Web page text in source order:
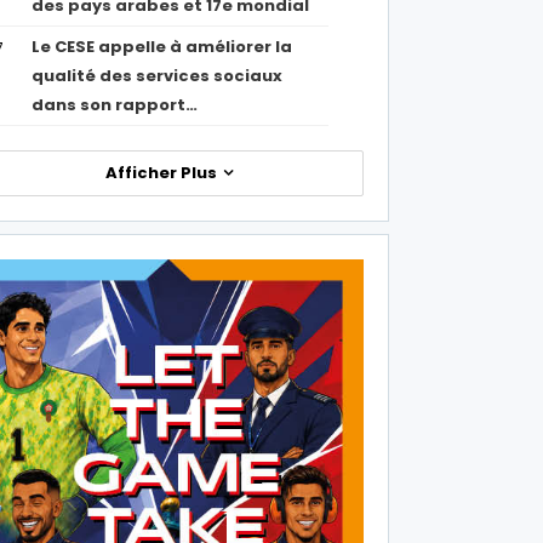
des pays arabes et 17e mondial
Le CESE appelle à améliorer la
qualité des services sociaux
dans son rapport…
Afficher Plus